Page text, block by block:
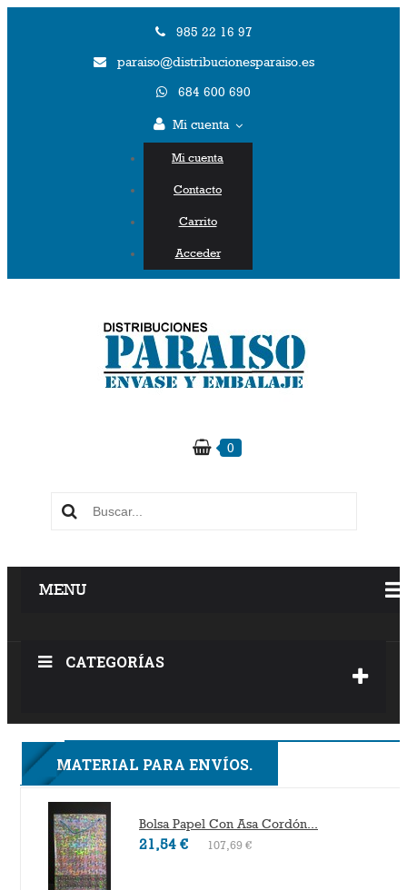
985 22 16 97
paraiso@distribucionesparaiso.es
684 600 690
Mi cuenta
Mi cuenta
Contacto
Carrito
Acceder
0
MENU
CATEGORÍAS
3F
MATERIAL PARA ENVÍOS.
Bolsa Papel Con Asa Cordón...
21,54 € 107,69 €